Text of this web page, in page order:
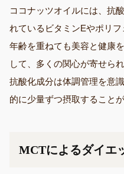
ココナッツオイルには、抗
れているビタミンEやポリフ
年齢を重ねても美容と健康
して、多くの関心が寄せら
抗酸化成分は体調管理を意
的に少量ずつ摂取すること
MCTによるダイエ